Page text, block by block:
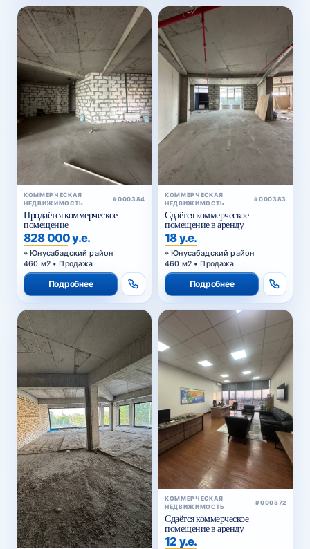
КОММЕРЧЕСКАЯ
НЕДВИЖИМОСТЬ
#000384
Продаётся коммерческое
помещение
828 000 у.е.
Юнусабадский район
460 м2 • Продажа
Подробнее
КОММЕРЧЕСКАЯ
НЕДВИЖИМОСТЬ
#000383
Сдаётся коммерческое
помещение в аренду
18 у.е.
Юнусабадский район
460 м2 • Продажа
Подробнее
КОММЕРЧЕСКАЯ
НЕДВИЖИМОСТЬ
#000372
Сдаётся коммерческое
помещение в аренду
12 у.е.